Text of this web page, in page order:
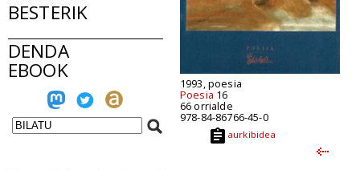
BESTERIK
DENDA
EBOOK
1993, poesia
Poesia 16
66 orrialde
978-84-86766-45-0
aurkibidea